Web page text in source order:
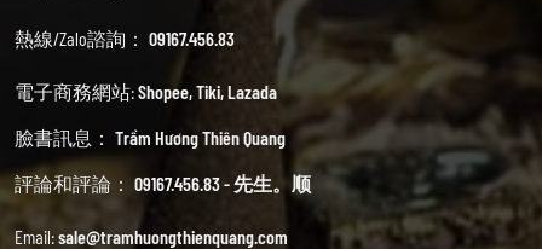
熱線/Zalo諮詢： 09167.456.83
電子商務網站:Shopee,Tiki,Lazada
臉書訊息： Trầm Hương Thiên Quang
評論和評論： 09167.456.83 - 先生。顺
Email:sale@tramhuongthienquang.com